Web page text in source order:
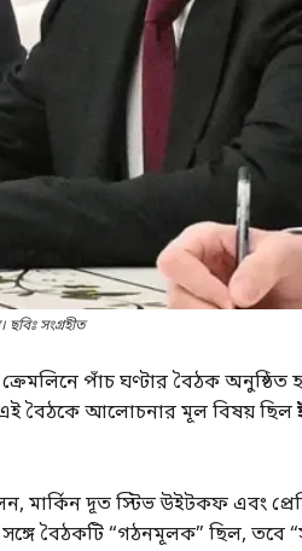
সংগ্রহীত
পাঁচ ঘণ্টার বৈঠক অনুষ্ঠিত
এই বৈঠকে আলোচনার মূল বিষয় ছিল
মার্কিন দূত স্টিভ উইটকফ এবং
সঙ্গে বৈঠকটি “গঠনমূলক” ছিল,